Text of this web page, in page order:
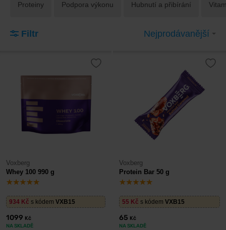
Proteiny Podpora výkonu Hubnutí a přibírání
Filtr Nejprodávanější
Voxberg
Whey 100 990 g
934 Kč s kódem VXB15
1099 Kč
NA SKLADĚ
Voxberg
Protein Bar 50 g
55 Kč s kódem VXB15
65 Kč
NA SKLADĚ